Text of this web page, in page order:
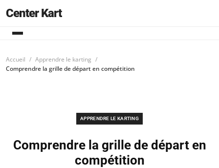
Center Kart
Accueil
Apprendre le karting
Comprendre la grille de départ en compétition
APPRENDRE LE KARTING
Comprendre la grille de départ en
compétition